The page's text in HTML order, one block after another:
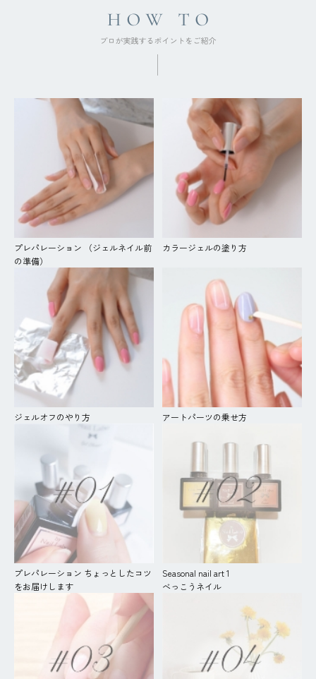
プレパレーション （ジェルネイル前
の準備）
カラージェルの塗り方
ジェルオフのやり方 アートパーツの乗せ方
プレパレーション ちょっとしたコツ
をお届けします
Seasonal nail art 1
べっこうネイル